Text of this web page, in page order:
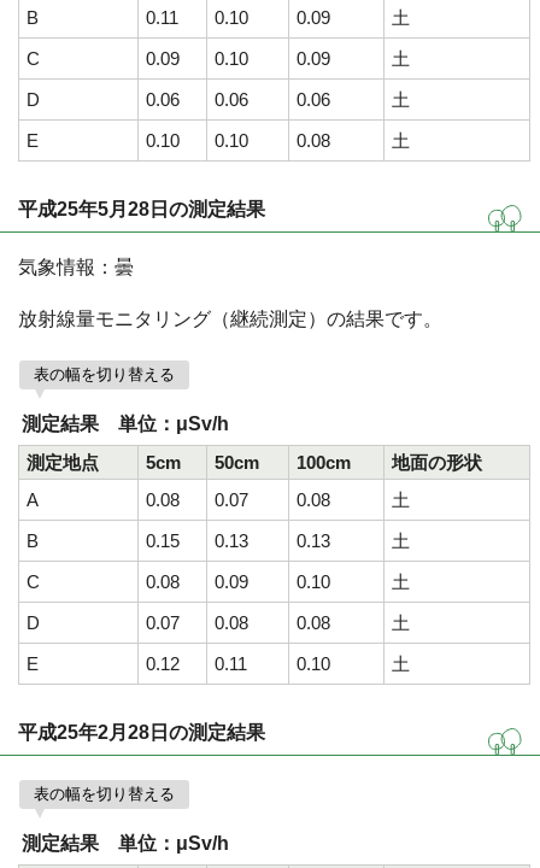
B
0.11 0.10 0.09
土
C
0.09 0.10 0.09
土
D
0.06 0.06 0.06
土
E
0.10 0.10 0.08 土
平成25年5月28日の測定結果
気象情報：曇
放射線量モニタリング（継続測定）の結果です。
表の幅を切り替える
測定結果 単位：μSv/h
測定地点
5cm 50cm 100cm
地面の形状
A
0.08 0.07 0.08
土
B
0.15 0.13 0.13
土
C
0.08 0.09 0.10
土
D
0.07 0.08 0.08
土
E
0.12 0.11 0.10 土
平成25年2月28日の測定結果
表の幅を切り替える
測定結果 単位：μSv/h